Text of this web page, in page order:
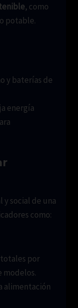
, como
potable.
y baterías de
energía
social de una
como:
totales por
modelos.
alimentación